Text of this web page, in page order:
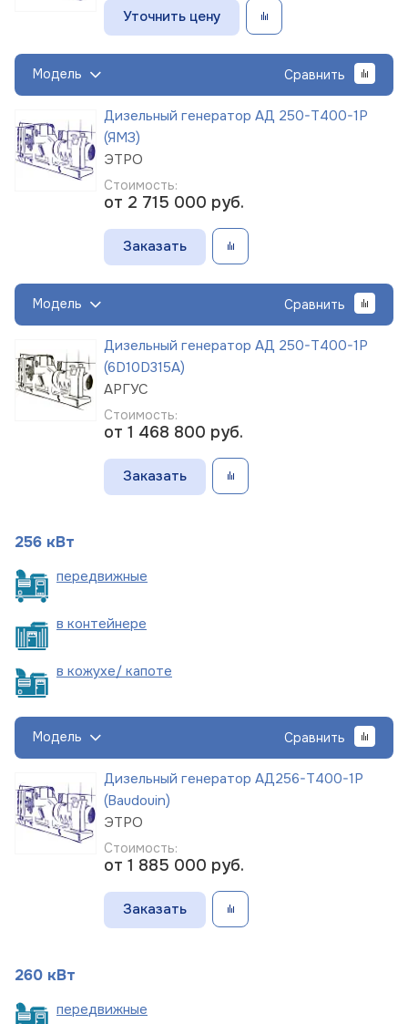
Уточнить цену
Модель Сравнить
Дизельный генератор АД 250-Т400-1Р
(ЯМЗ)
ЭТРО
Стоимость:
от 2 715 000 руб.
Заказать
Модель Сравнить
Дизельный генератор АД 250-Т400-1Р
(6D10D315A)
АРГУС
Стоимость:
от 1 468 800 руб.
Заказать
256 кВт
передвижные
в контейнере
в кожухе/ капоте
Модель Сравнить
Дизельный генератор АД256-Т400-1Р
(Baudouin)
ЭТРО
Стоимость:
от 1 885 000 руб.
Заказать
260 кВт
передвижные